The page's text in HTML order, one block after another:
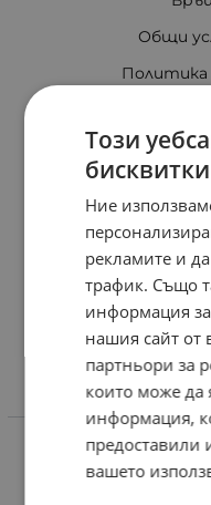
Общи
При възникване на
можете да
Онлайн магазин-
Този
бисквитки
Ние
рекламите и
трафик. Също
информация
нашия сайт от
партньори за
които може да
информация,
предоставили
вашето